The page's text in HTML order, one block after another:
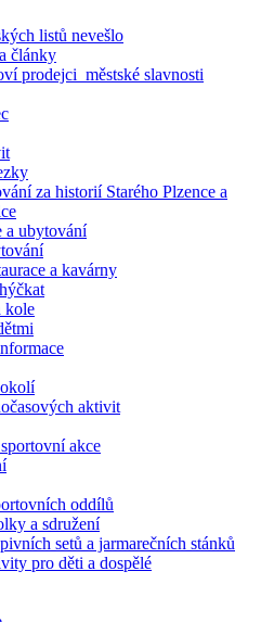
listů nevešlo
články
prodejci_městské slavnosti
za historií Starého Plzence a
a ubytování
a kavárny
kole
aktivit
akce
oddílů
a sdružení
setů a jarmarečních stánků
pro děti a dospělé